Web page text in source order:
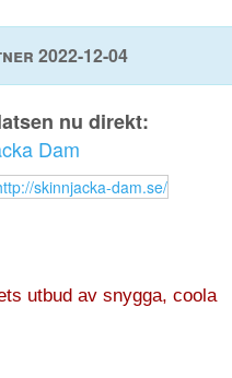
2022-12-04
nu direkt:
Dam
utbud av snygga, coola